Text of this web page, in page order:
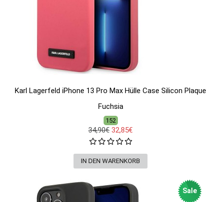
Karl Lagerfeld iPhone 13 Pro Max Hülle Case Silicon Plaque
Fuchsia
152
34,90€ 32,85€
Sale